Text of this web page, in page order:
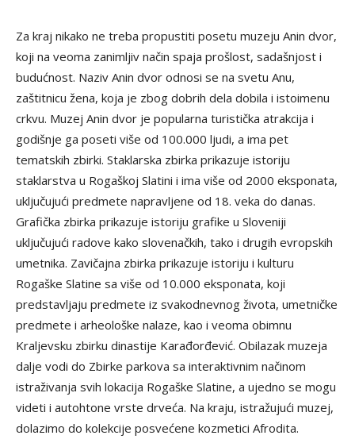
Za kraj nikako ne treba propustiti posetu muzeju Anin dvor,
koji na veoma zanimljiv način spaja prošlost, sadašnjost i
budućnost. Naziv Anin dvor odnosi se na svetu Anu,
zaštitnicu žena, koja je zbog dobrih dela dobila i istoimenu
crkvu. Muzej Anin dvor je popularna turistička atrakcija i
godišnje ga poseti više od 100.000 ljudi, a ima pet
tematskih zbirki. Staklarska zbirka prikazuje istoriju
staklarstva u Rogaškoj Slatini i ima više od 2000 eksponata,
uključujući predmete napravljene od 18. veka do danas.
Grafička zbirka prikazuje istoriju grafike u Sloveniji
uključujući radove kako slovenačkih, tako i drugih evropskih
umetnika. Zavičajna zbirka prikazuje istoriju i kulturu
Rogaške Slatine sa više od 10.000 eksponata, koji
predstavljaju predmete iz svakodnevnog života, umetničke
predmete i arheološke nalaze, kao i veoma obimnu
Kraljevsku zbirku dinastije Karađorđević. Obilazak muzeja
dalje vodi do Zbirke parkova sa interaktivnim načinom
istraživanja svih lokacija Rogaške Slatine, a ujedno se mogu
videti i autohtone vrste drveća. Na kraju, istražujući muzej,
dolazimo do kolekcije posvećene kozmetici Afrodita.